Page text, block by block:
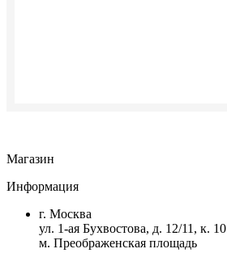
Магазин
Информация
г. Москва
ул. 1-ая Бухвостова, д. 12/11, к. 10
м. Преображенская площадь